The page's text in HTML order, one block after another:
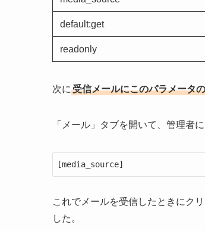
default:get
readonly
次に 受信メールにこのパラメータ
「メール」タブを開いて、管理者
[media_source]
これでメールを受信したときにク
した。